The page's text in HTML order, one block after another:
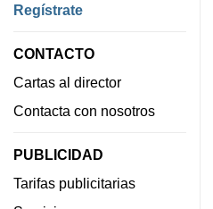
Regístrate
CONTACTO
Cartas al director
Contacta con nosotros
PUBLICIDAD
Tarifas publicitarias